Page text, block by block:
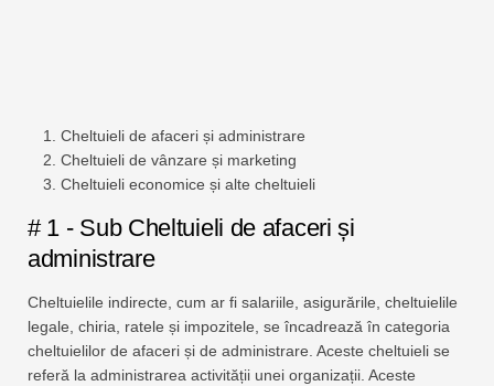
Cheltuieli de afaceri și administrare
Cheltuieli de vânzare și marketing
Cheltuieli economice și alte cheltuieli
# 1 - Sub Cheltuieli de afaceri și
administrare
Cheltuielile indirecte, cum ar fi salariile, asigurările, cheltuielile
legale, chiria, ratele și impozitele, se încadrează în categoria
cheltuielilor de afaceri și de administrare. Aceste cheltuieli se
referă la administrarea activității unei organizații. Aceste